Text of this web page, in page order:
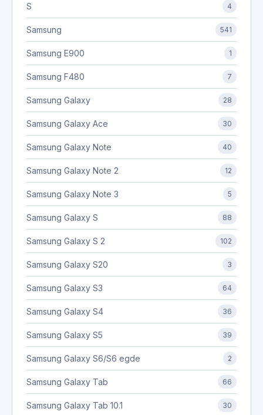
S 4
Samsung 541
Samsung E900 1
Samsung F480 7
Samsung Galaxy 28
Samsung Galaxy Ace 30
Samsung Galaxy Note 40
Samsung Galaxy Note 2 12
Samsung Galaxy Note 3 5
Samsung Galaxy S 88
Samsung Galaxy S 2 102
Samsung Galaxy S20 3
Samsung Galaxy S3 64
Samsung Galaxy S4 36
Samsung Galaxy S5 39
Samsung Galaxy S6/S6 egde 2
Samsung Galaxy Tab 66
Samsung Galaxy Tab 10.1 30